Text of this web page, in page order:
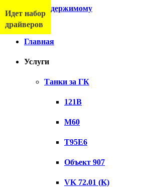
Перейти к содержимому
Меню
Главная
Услуги
Танки за ГК
121B
M60
T95E6
Объект 907
VK 72.01 (K)
Идет набор
драйверов